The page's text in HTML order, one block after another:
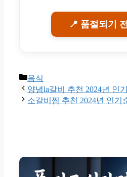
📍 품절되기
Categories
음식
양념la갈비 추천 2024년 인
소갈비찜 추천 2024년 인기